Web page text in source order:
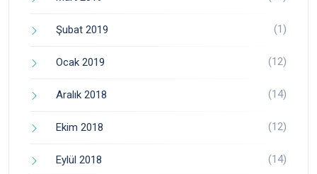
Şubat 2019 (1)
Ocak 2019 (12)
Aralık 2018 (14)
Ekim 2018 (12)
Eylül 2018 (14)